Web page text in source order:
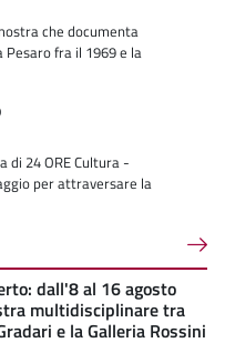
che documenta
fra il 1969 e la
di 24 ORE Cultura -
per attraversare la
dall'8 al 16 agosto
multidisciplinare tra
e la Galleria Rossini